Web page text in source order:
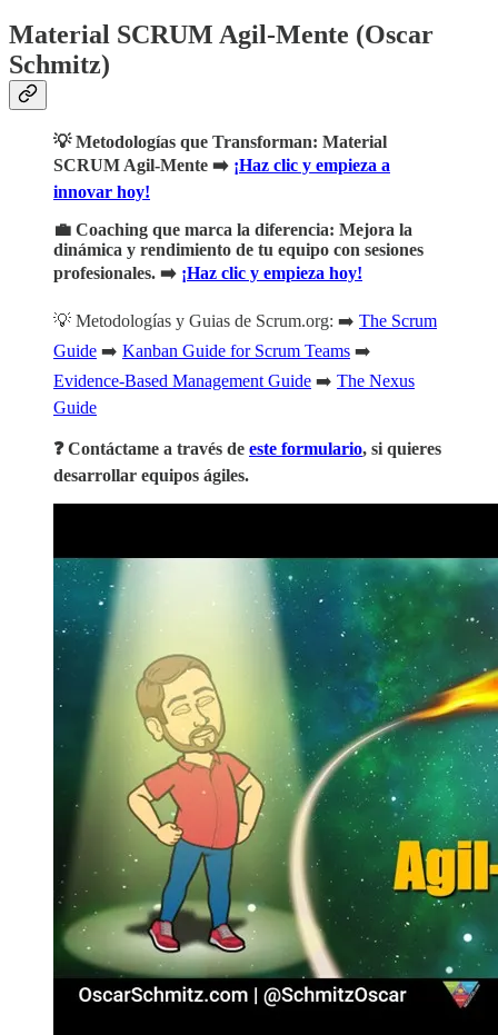
Material SCRUM Agil-Mente (Oscar
Schmitz)
💡 Metodologías que Transforman: Material
SCRUM Agil-Mente ➡️ ¡Haz clic y empieza a
innovar hoy!
💼 Coaching que marca la diferencia: Mejora la
dinámica y rendimiento de tu equipo con sesiones
profesionales. ➡️ ¡Haz clic y empieza hoy!
💡 Metodologías y Guias de Scrum.org: ➡️ The Scrum
Guide ➡️ Kanban Guide for Scrum Teams ➡️
Evidence-Based Management Guide ➡️ The Nexus
Guide
❓ Contáctame a través de este formulario, si quieres
desarrollar equipos ágiles.